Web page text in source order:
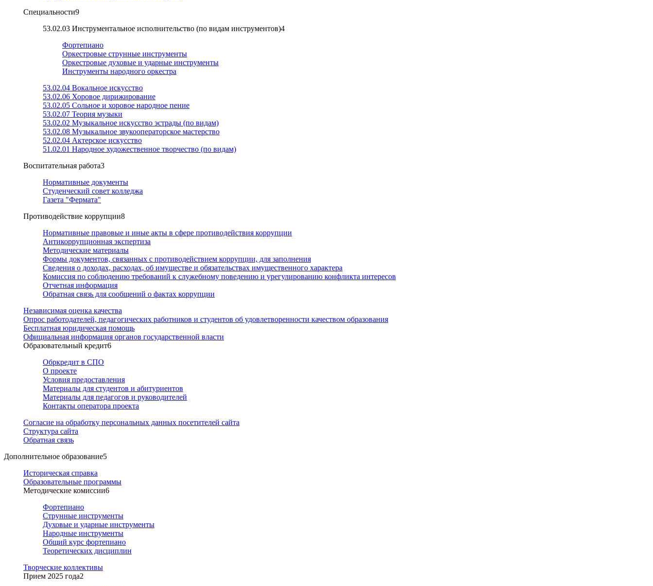
Специальности9
53.02.03 Инструментальное исполнительство (по видам инструментов)4
Фортепиано
Оркестровые струнные инструменты
Оркестровые духовые и ударные инструменты
Инструменты народного оркестра
53.02.04 Вокальное искусство
53.02.06 Хоровое дирижирование
53.02.05 Сольное и хоровое народное пение
53.02.07 Теория музыки
53.02.02 Музыкальное искусство эстрады (по видам)
53.02.08 Музыкальное звукооператорское мастерство
52.02.04 Актерское искусство
51.02.01 Народное художественное творчество (по видам)
Воспитательная работа3
Нормативные документы
Студенческий совет колледжа
Газета "Фермата"
Противодействие коррупции8
Нормативные правовые и иные акты в сфере противодействия коррупции
Антикоррупционная экспертиза
Методические материалы
Формы документов, связанных с противодействием коррупции, для заполнения
Сведения о доходах, расходах, об имуществе и обязательствах имущественного характера
Комиссия по соблюдению требований к служебному поведению и урегулированию конфликта интересов
Отчетная информация
Обратная связь для сообщений о фактах коррупции
Независимая оценка качества
Опрос работодателей, педагогических работников и студентов об удовлетворенности качеством образования
Бесплатная юридическая помощь
Официальная информация органов государственной власти
Образовательный кредит6
Обркредит в СПО
О проекте
Условия предоставления
Материалы для студентов и абитуриентов
Материалы для педагогов и руководителей
Контакты оператора проекта
Согласие на обработку персональных данных посетителей сайта
Структура сайта
Обратная связь
Дополнительное образование5
Историческая справка
Образовательные программы
Методические комиссии6
Фортепиано
Струнные инструменты
Духовые и ударные инструменты
Народные инструменты
Общий курс фортепиано
Теоретических дисциплин
Творческие коллективы
Прием 2025 года2